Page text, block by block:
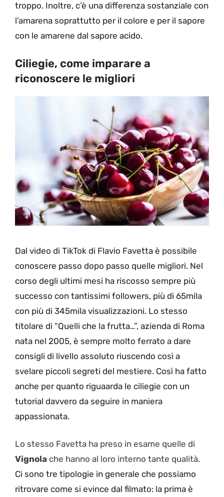
troppo. Inoltre, c’è una differenza sostanziale con
l’amarena soprattutto per il colore e per il sapore
con le amarene dal sapore acido.
Ciliegie, come imparare a
riconoscere le migliori
Dal video di TikTok di Flavio Favetta è possibile
conoscere passo dopo passo quelle migliori. Nel
corso degli ultimi mesi ha riscosso sempre più
successo con tantissimi followers, più di 65mila
con più di 345mila visualizzazioni. Lo stesso
titolare di “Quelli che la frutta…”, azienda di Roma
nata nel 2005, è sempre molto ferrato a dare
consigli di livello assoluto riuscendo così a
svelare piccoli segreti del mestiere. Così ha fatto
anche per quanto riguaarda le ciliegie con un
tutorial davvero da seguire in maniera
appassionata.
Lo stesso Favetta ha preso in esame quelle di
Vignola che hanno al loro interno tante qualità.
Ci sono tre tipologie in generale che possiamo
ritrovare come si evince dal filmato: la prima è